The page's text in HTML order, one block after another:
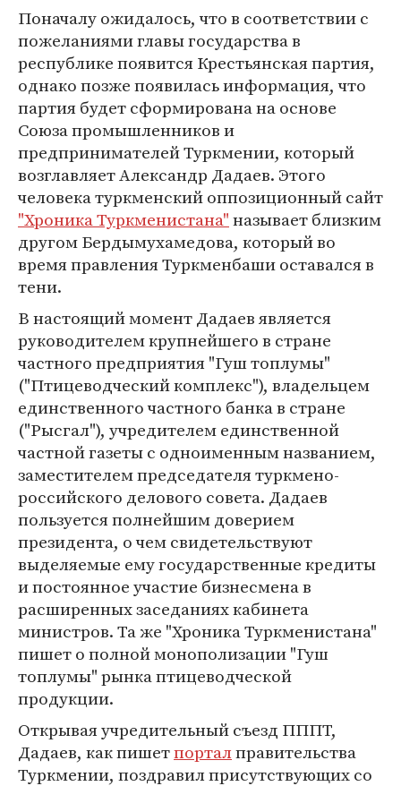
Поначалу ожидалось, что в соответствии с
пожеланиями главы государства в
республике появится Крестьянская партия,
однако позже появилась информация, что
партия будет сформирована на основе
Союза промышленников и
предпринимателей Туркмении, который
возглавляет Александр Дадаев. Этого
человека туркменский оппозиционный сайт
"Хроника Туркменистана"называет близким
другом Бердымухамедова, который во
время правления Туркменбаши оставался в
тени.
В настоящий момент Дадаев является
руководителем крупнейшего в стране
частного предприятия "Гуш топлумы"
("Птицеводческий комплекс"), владельцем
единственного частного банка в стране
("Рысгал"), учредителем единственной
частной газеты с одноименным названием,
заместителем председателя туркмено-
российского делового совета. Дадаев
пользуется полнейшим доверием
президента, о чем свидетельствуют
выделяемые ему государственные кредиты
и постоянное участие бизнесмена в
расширенных заседаниях кабинета
министров. Та же "Хроника Туркменистана"
пишет о полной монополизации "Гуш
топлумы" рынка птицеводческой
продукции.
Открывая учредительный съезд ПППТ,
Дадаев, как пишетпорталправительства
Туркмении, поздравил присутствующих со